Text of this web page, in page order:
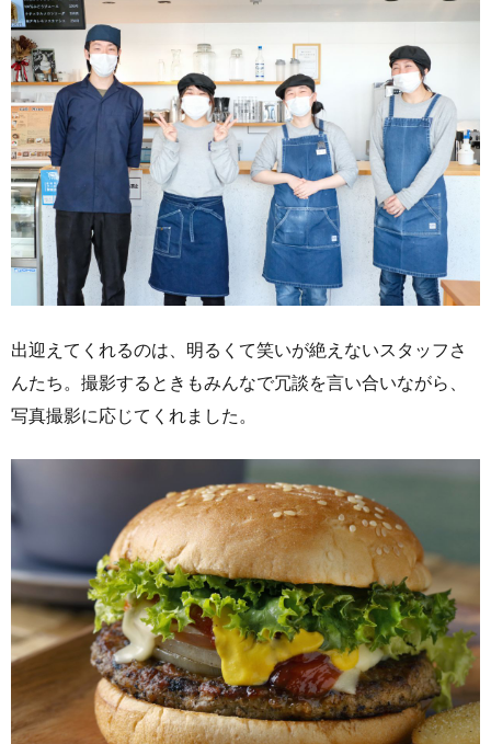
出迎えてくれるのは、明るくて笑いが絶えないスタッフさ
んたち。撮影するときもみんなで冗談を言い合いながら、
写真撮影に応じてくれました。